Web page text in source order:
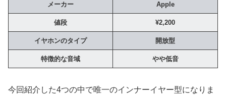
メーカー Apple
値段 ¥2,200
イヤホンのタイプ 開放型
特徴的な音域 やや低音
今回紹介した4つの中で唯一のインナーイヤー型になりま